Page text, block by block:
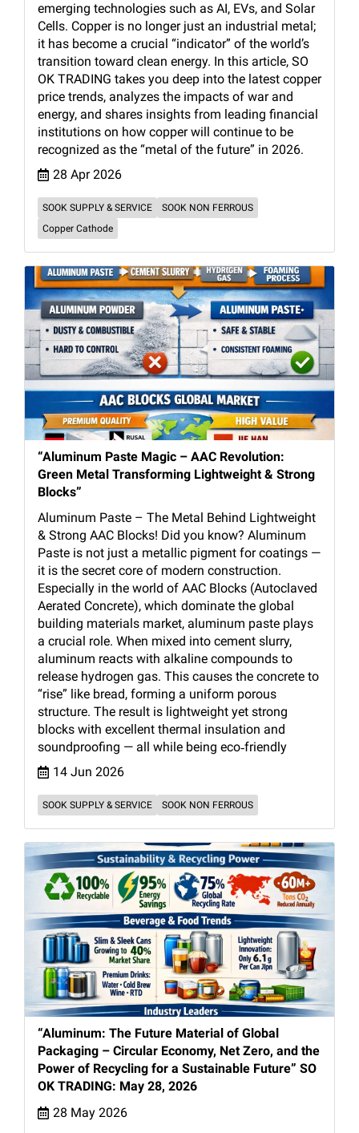
emerging technologies such as AI, EVs, and Solar
Cells. Copper is no longer just an industrial metal;
it has become a crucial “indicator” of the world’s
transition toward clean energy. In this article, SO
OK TRADING takes you deep into the latest copper
price trends, analyzes the impacts of war and
energy, and shares insights from leading financial
institutions on how copper will continue to be
recognized as the “metal of the future” in 2026.
28 Apr 2026
SOOK SUPPLY & SERVICE
SOOK NON FERROUS
Copper Cathode
“Aluminum Paste Magic – AAC Revolution:
Green Metal Transforming Lightweight & Strong
Blocks”
Aluminum Paste – The Metal Behind Lightweight
& Strong AAC Blocks! Did you know? Aluminum
Paste is not just a metallic pigment for coatings —
it is the secret core of modern construction.
Especially in the world of AAC Blocks (Autoclaved
Aerated Concrete), which dominate the global
building materials market, aluminum paste plays
a crucial role. When mixed into cement slurry,
aluminum reacts with alkaline compounds to
release hydrogen gas. This causes the concrete to
“rise” like bread, forming a uniform porous
structure. The result is lightweight yet strong
blocks with excellent thermal insulation and
soundproofing — all while being eco‑friendly
14 Jun 2026
SOOK SUPPLY & SERVICE SOOK NON FERROUS
“Aluminum: The Future Material of Global
Packaging – Circular Economy, Net Zero, and the
Power of Recycling for a Sustainable Future” SO
OK TRADING: May 28, 2026
28 May 2026